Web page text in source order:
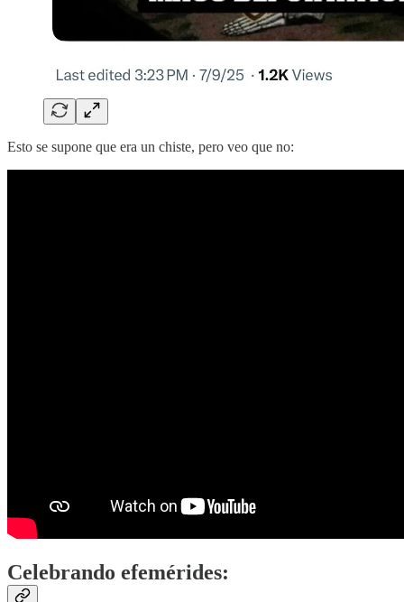
Esto se supone que era un chiste, pero veo que no:
Celebrando efemérides: